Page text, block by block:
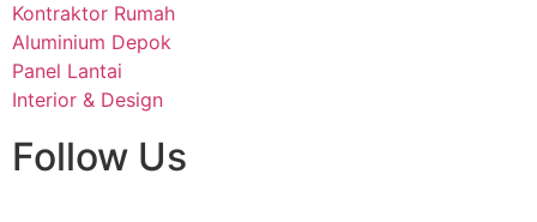
Kontraktor Rumah
Aluminium Depok
Panel Lantai
Interior & Design
Follow Us